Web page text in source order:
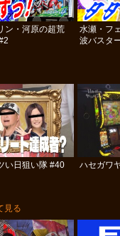
ン・河原の超荒
水瀬・フ
波バスタ
い日狙い隊 #40 ハセガワ
見る